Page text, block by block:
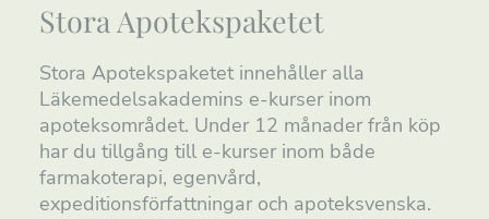
Apotek
Hälso- och sjukvård
Information och marknad
Läkemedelsutveckling
Stora Apotekspaketet
Stora Apotekspaketet innehåller alla
Läkemedelsakademins e-kurser inom
apoteksområdet. Under 12 månader från köp
har du tillgång till e-kurser inom både
farmakoterapi, egenvård,
expeditionsförfattningar och apoteksvenska.